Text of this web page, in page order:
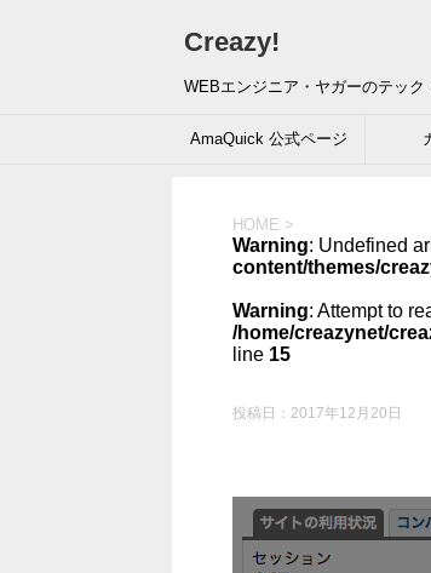
Creazy!
WEBエンジニア・ヤガーのテック
AmaQuick 公式ページ
HOME >
Warning: Undefined
content/themes/
Warning: Attempt to
/home/creazynet/
line 15
投稿日： 2017年12月20日